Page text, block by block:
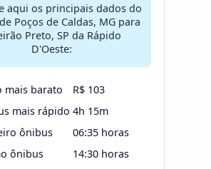
aqui os principais dados do
Poços de Caldas, MG para
Preto, SP da Rápido
D'Oeste:
mais barato
R$ 103
mais rápido 4h 15m
ônibus
06:35 horas
ônibus
14:30 horas